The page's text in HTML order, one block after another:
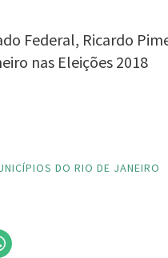
Federal, Ricardo
nas Eleições 2018
DO RIO DE JANEIRO